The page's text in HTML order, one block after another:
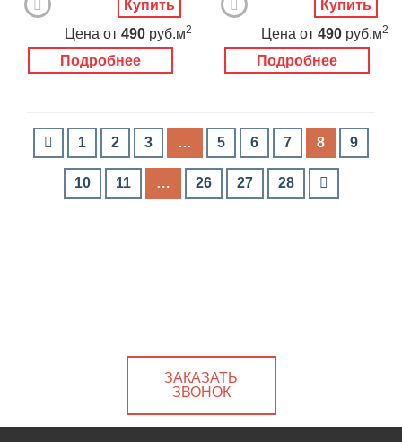
Подробнее
Цена от 490 руб.м2
Купить
Подробнее
Цена от 490 руб.м2
Купить
1 2 3 … 5 6 7 8 9
10 11 … 26 27 28
ЗАКАЗАТЬ
ЗВОНОК